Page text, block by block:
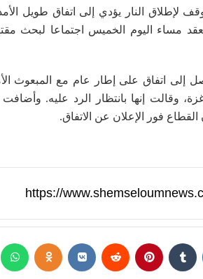
يعقد مساء اليوم الخميس اجتماعا لبحث
إلى اتفاق على إطار عام مع المبعوث
وقالت إنها بانتظار الرد عليه.
فور الإعلان عن الاتفاق.